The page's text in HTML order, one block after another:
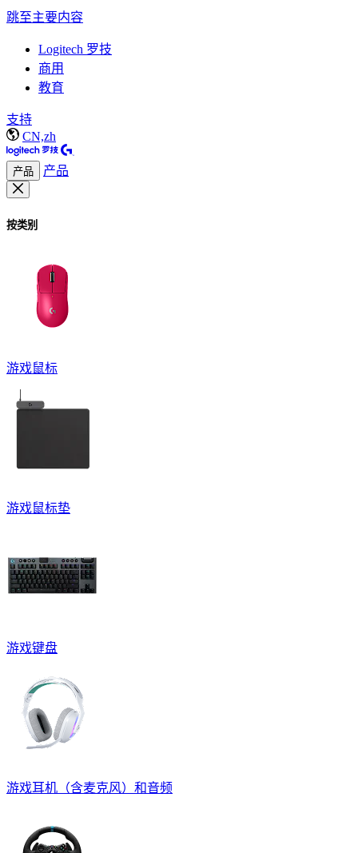
跳至主要内容
Logitech 罗技
商用
教育
支持
CN,zh
产品 产品
按类别
游戏鼠标
游戏鼠标垫
游戏键盘
游戏耳机（含麦克风）和音频